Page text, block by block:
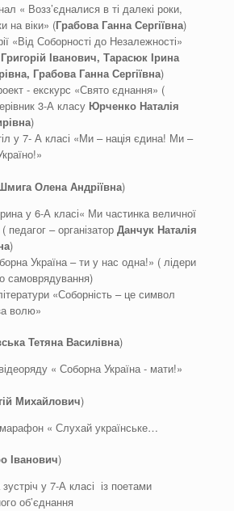
« Возз’єдналися в ті далекі роки,
на віки» (Грабова Ганна Сергіївна)
«Від Соборності до Незалежності»
Іванович, Тарасюк Ірина
Грабова Ганна Сергіївна)
- екскурс «Свято єднання» (
3-А класу Юрченко Наталія
)
у 7- А класі «Ми – нація єдина! Ми –
Олена Андріївна)
у 6-А класі« Ми частинка величної
педагог – організатор Данчук Наталія
)
Україна – ти у нас одна!» ( лідери
самоврядування)
«Соборність – це символ
волю»
Тетяна Василівна)
« Соборна Україна - мати!»
Михайлович)
« Слухай українське…
Іванович)
у 7-А класі із поетами
об’єднання